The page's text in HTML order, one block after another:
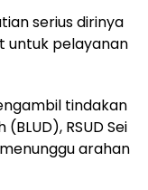
serius dirinya
untuk pelayanan
tindakan
RSUD Sei
arahan